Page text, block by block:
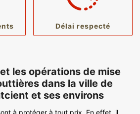
Délai respecté
les opérations de mise
dans la ville de
et ses environs
à protéger à tout prix. En effet, il